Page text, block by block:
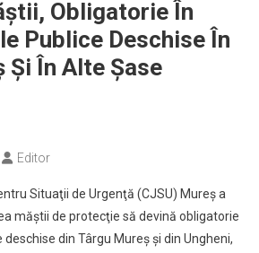
Obligatorie În
Publice Deschise În
Şi În Alte Şase
Editor
Situaţii de Urgenţă (CJSU) Mureş a
măştii de protecţie să devină obligatorie
din Târgu Mureş şi din Ungheni,